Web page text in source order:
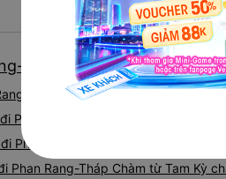
Tháp Chàm từ Tam Kỳ giá
Tháp Chàm từ Tam Kỳ tốt nhất
Phan Rang-Tháp Chàm từ Tam Kỳ
Phan Rang-Tháp Chàm từ Tam Kỳ uy
Phan Rang-Tháp Chàm từ Tam Kỳ